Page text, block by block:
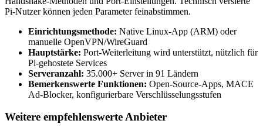
Pi-Nutzer können jeden Parameter feinabstimmen.
Einrichtungsmethode: Native Linux-App (ARM) oder
manuelle OpenVPN/WireGuard
Hauptstärke: Port-Weiterleitung wird unterstützt, nützlich für
Pi-gehostete Services
Serveranzahl: 35.000+ Server in 91 Ländern
Bemerkenswerte Funktionen: Open-Source-Apps, MACE
Ad-Blocker, konfigurierbare Verschlüsselungsstufen
Weitere empfehlenswerte Anbieter